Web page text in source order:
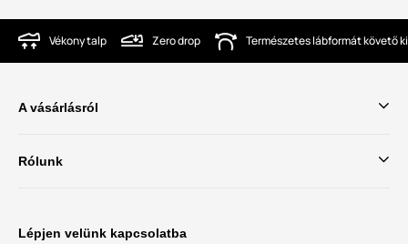
Vékony talp Zero drop Természetes lábformát követő
A vásárlásról
Rólunk
Lépjen velünk kapcsolatba